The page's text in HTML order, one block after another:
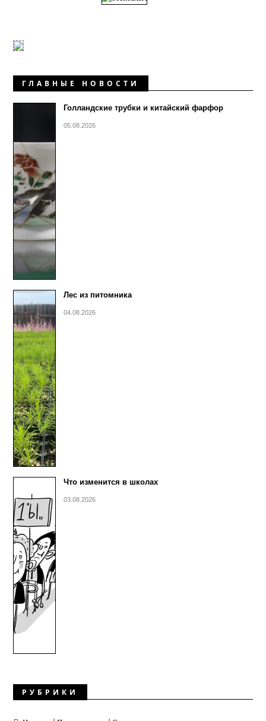
ГЛАВНЫЕ НОВОСТИ
Голландские трубки и китайский фарфор
05.08.2026
Лес из питомника
04.08.2026
Что изменится в школах
03.08.2026
РУБРИКИ